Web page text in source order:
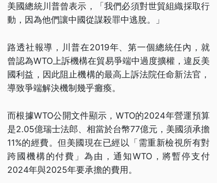
美國總統川普曾表示，「我們必須對世貿組織採取行
動，因為他們讓中國從謀殺罪中逃脫。」
路透社報導，川普在2019年、第一個總統任內，就
曾認為WTO上訴機構在貿易爭端中過度擴權，違反美
國利益，因此阻止機構的最高上訴法院任命新法官，
導致爭端解決機制幾乎癱瘓。
而根據WTO公開文件顯示，WTO的2024年營運預算
是2.05億瑞士法郎、相當於台幣77億元，美國須承擔
11%的經費。但美國現在已經以「需重新檢視所有對
跨國機構的付費」為由，通知WTO，將暫停支付
2024年與2025年要承擔的費用。